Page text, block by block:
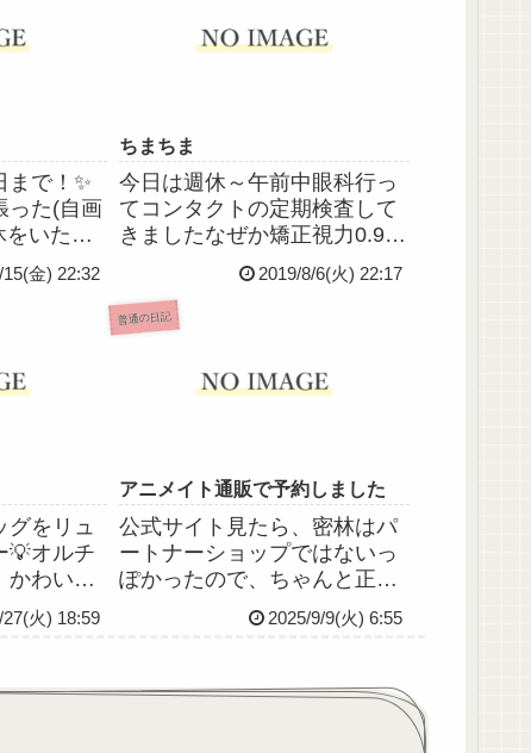
まで！✨
った(自画
をいただ
雲雀氏は
いつめん
です(*
みなん
は割と
ど...
15(金) 22:32
ちまちま
今日は週休～午前中眼科行っ
てコンタクトの定期検査して
きましたなぜか矯正視力0.9に
上がってた(￣▽￣)笑午後は
PCで一生懸命ブログのパスワ
ードやらリンクやら直してま
したこれがめんどくさいのな
んの(；´Д｀)で、作業してて
さっき気づいたんです...
2019/8/6(火) 22:17
グをリュ
💡オルチ
かわいく
る😍そう
た学士取
27(火) 18:59
普通の日記
アニメイト通販で予約しました
公式サイト見たら、密林はパ
ートナーショップではないっ
ぽかったので、ちゃんと正規
ルートで買お。と思ってアニ
メイトオンラインショップか
い⸜(*ˊᗜˋ*)⸝
2025/9/9(火) 6:55